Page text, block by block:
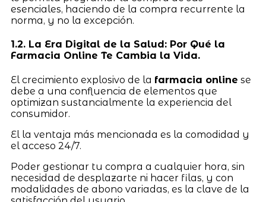
esenciales, haciendo de la compra recurrente la
norma, y no la excepción.
1.2. La Era Digital de la Salud: Por Qué la
Farmacia Online Te Cambia la Vida.
El crecimiento explosivo de la farmacia online se
debe a una confluencia de elementos que
optimizan sustancialmente la experiencia del
consumidor.
El la ventaja más mencionada es la comodidad y
el acceso 24/7.
Poder gestionar tu compra a cualquier hora, sin
necesidad de desplazarte ni hacer filas, y con
modalidades de abono variadas, es la clave de la